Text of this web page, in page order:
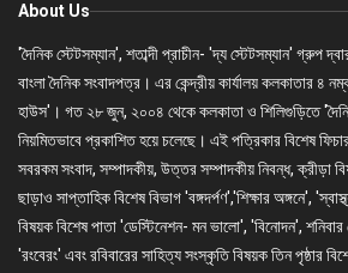
About Us
'দৈনিক স্টেটসম্যান', শতাব্দী প্রাচীন- 'দ্য স্টেটসম্যান' গ্রুপ
বাংলা দৈনিক সংবাদপত্র। এর কেন্দ্রীয় কার্যালয় কলকাতার ৪
হাউস'। গত ২৮ জুন, ২০০৪ থেকে কলকাতা ও শিলিগুড়িতে
নিয়মিতভাবে প্রকাশিত হয়ে চলেছে। এই পত্রিকার বিশেষ
সবরকম সংবাদ, সম্পাদকীয়, উত্তর সম্পাদকীয় নিবন্ধ, ক্রীড়া
ছাড়াও সাপ্তাহিক বিশেষ বিভাগ 'বঙ্গদর্পণ','শিক্ষার অঙ্গনে',
বিষয়ক বিশেষ পাতা 'ডেস্টিনেশন- মন ভালো', 'বিনোদন', শনিবার
'রংবেরং' এবং রবিবারের সাহিত্য সংস্কৃতি বিষয়ক তিন পৃষ্ঠার